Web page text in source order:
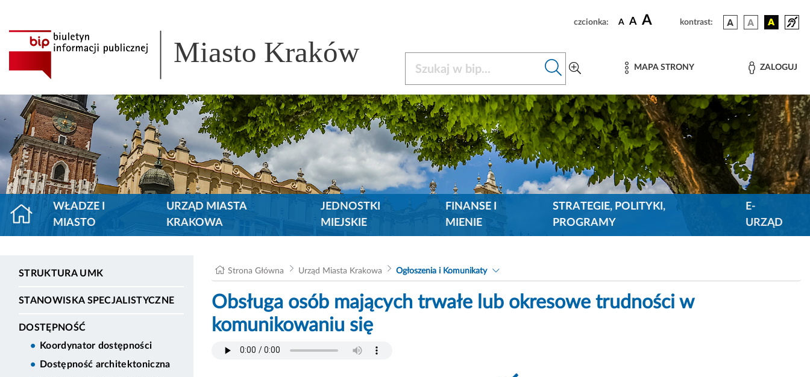
czcionka: A A A kontrast:
Miasto Kraków MAPA STRONY ZALOGUJ
WŁADZE I
MIASTO
URZĄD MIASTA
KRAKOWA
JEDNOSTKI
MIEJSKIE
FINANSE I
MIENIE
STRATEGIE, POLITYKI,
PROGRAMY
E-
URZĄD
STRUKTURA UMK
STANOWISKA SPECJALISTYCZNE
DOSTĘPNOŚĆ
Koordynator dostępności
Dostępność architektoniczna
Strona Główna Urząd Miasta Krakowa Ogłoszenia i Komunikaty
Obsługa osób mających trwałe lub okresowe trudności w
komunikowaniu się